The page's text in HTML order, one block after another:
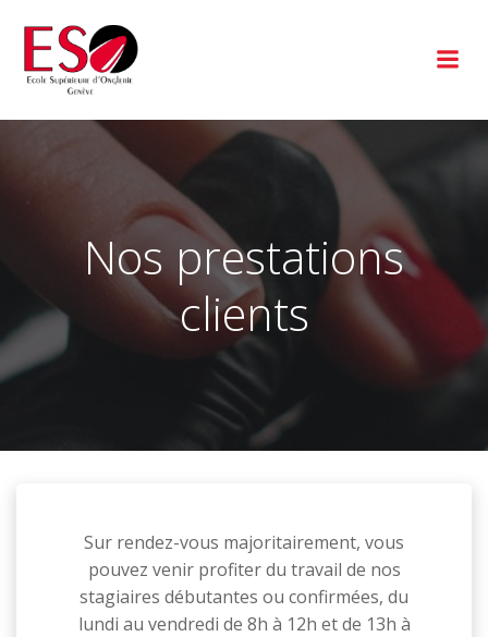
Nos prestations
clients
Sur rendez-vous majoritairement, vous
pouvez venir profiter du travail de nos
stagiaires débutantes ou confirmées, du
lundi au vendredi de 8h à 12h et de 13h à